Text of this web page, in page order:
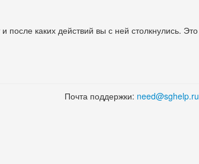
каких действий вы с ней столкнулись. Это
Почта поддержки: need@sghelp.ru